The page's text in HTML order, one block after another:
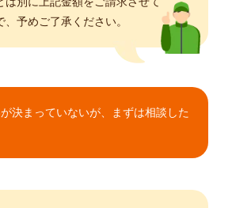
予めご了承ください。
決まっていないが、まずは相談した